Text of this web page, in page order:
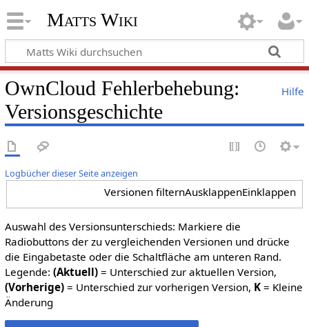
Matts Wiki
Hilfe
OwnCloud Fehlerbehebung:
Versionsgeschichte
Logbücher dieser Seite anzeigen
Versionen filternAusklappenEinklappen
Auswahl des Versionsunterschieds: Markiere die
Radiobuttons der zu vergleichenden Versionen und drücke
die Eingabetaste oder die Schaltfläche am unteren Rand.
Legende: (Aktuell)= Unterschied zur aktuellen Version,
(Vorherige)= Unterschied zur vorherigen Version, K= Kleine
Änderung